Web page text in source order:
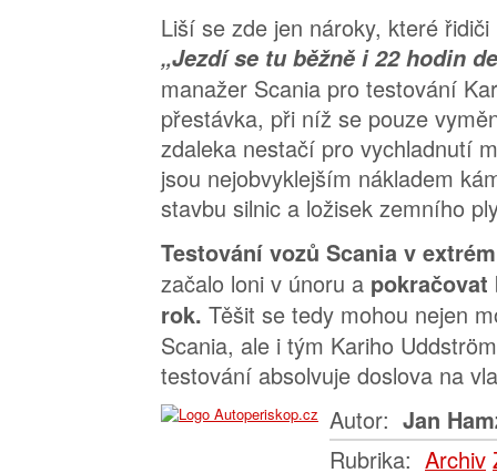
Liší se zde jen nároky, které
„Jezdí se tu běžně i 22 hodin
manažer Scania pro testování
přestávka, při níž se pouze
zdaleka nestačí pro vychladnutí
jsou nejobvyklejším nákladem
stavbu silnic a ložisek zemního
Testování vozů Scania v
začalo loni v únoru a
rok. Těšit se tedy mohou nejen
Scania, ale i tým Kariho
testování absolvuje doslova na
Autor: Jan
Rubrika: Archiv